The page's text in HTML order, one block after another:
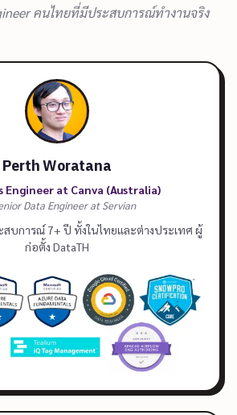
คนไทยที่มีประสบการณ์ทำงานจริง
Perth Woratana
Engineer at Canva (Australia)
Data Engineer at Servian
สบการณ์ 7+ ปี ทั้งในไทยและต่างประเทศ ผู้
ก่อตั้ง DataTH